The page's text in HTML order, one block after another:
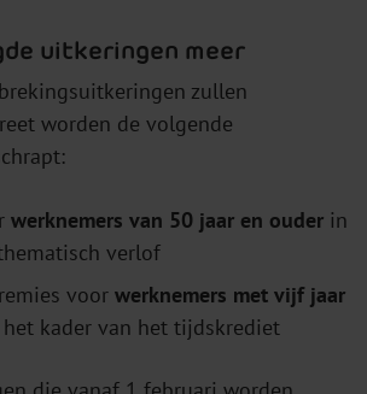
uitkeringen meer
zullen
worden de volgende
werknemers van 50 jaar en ouder in
verlof
voor werknemers met vijf jaar
kader van het tijdskrediet